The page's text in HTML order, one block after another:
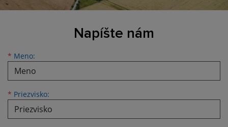
Napíšte nám
* Meno:
Meno
* Priezvisko:
Priezvisko
E-mailová adresa